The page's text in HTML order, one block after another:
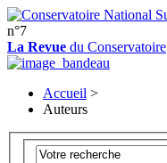
n°7
La Revue du Conservatoire
Accueil >
Auteurs